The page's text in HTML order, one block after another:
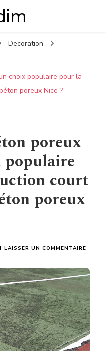
Decoration
choix populaire pour la
poreux Nice ?
poreux
court
poreux
LAISSER UN COMMENTAIRE
IL
UN
CHOIX
POUR
LA